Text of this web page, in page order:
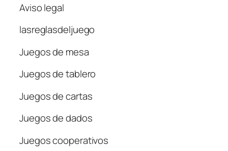
Aviso legal
lasreglasdeljuego
Juegos de mesa
Juegos de tablero
Juegos de cartas
Juegos de dados
Juegos cooperativos